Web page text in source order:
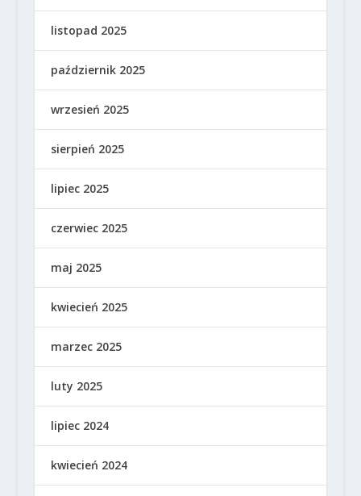
listopad 2025
październik 2025
wrzesień 2025
sierpień 2025
lipiec 2025
czerwiec 2025
maj 2025
kwiecień 2025
marzec 2025
luty 2025
lipiec 2024
kwiecień 2024